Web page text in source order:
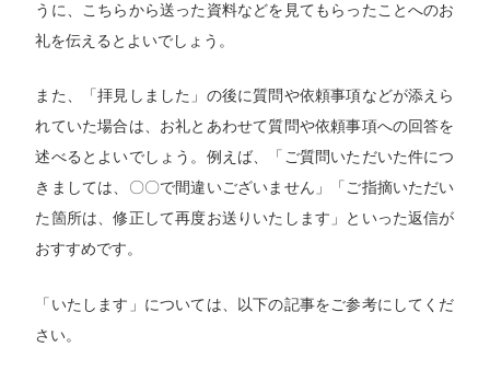
うに、こちらから送った資料などを見てもらったことへのお
礼を伝えるとよいでしょう。
また、「拝見しました」の後に質問や依頼事項などが添えら
れていた場合は、お礼とあわせて質問や依頼事項への回答を
述べるとよいでしょう。例えば、「ご質問いただいた件につ
きましては、〇〇で間違いございません」「ご指摘いただい
た箇所は、修正して再度お送りいたします」といった返信が
おすすめです。
「いたします」については、以下の記事をご参考にしてくだ
さい。